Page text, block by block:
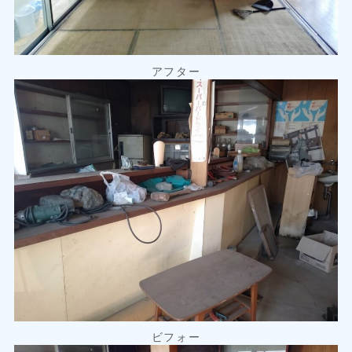
アフター
ビフォー